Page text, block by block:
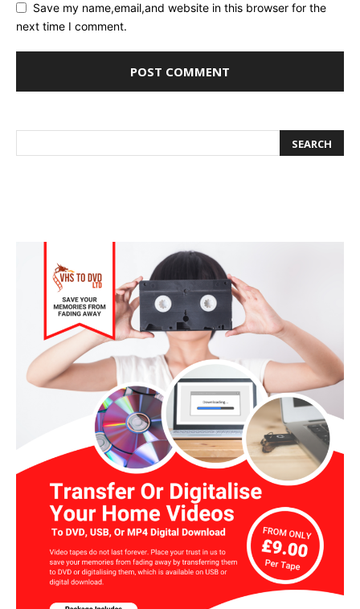
Save my name,email,and website in this browser for the
next time I comment.